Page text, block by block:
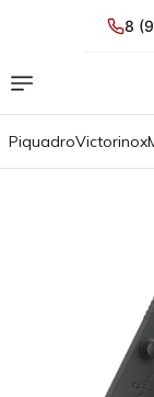
8
PiquadroVictorinox